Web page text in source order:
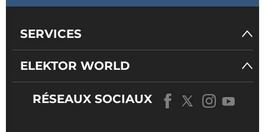
SERVICES
ELEKTOR WORLD
RÉSEAUX SOCIAUX